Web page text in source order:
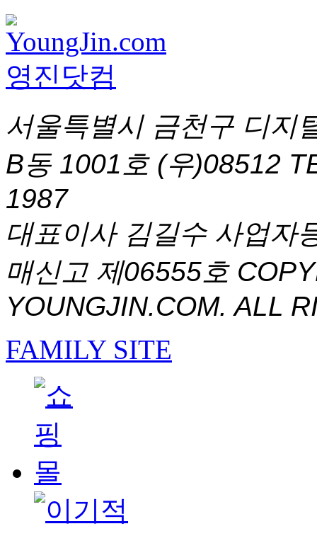
서울특별시 금천구 디지
B동 1001호 (우)08512
1987
대표이사 김길수 사업자
매신고 제06555호
YOUNGJIN.COM. ALL
FAMILY SITE